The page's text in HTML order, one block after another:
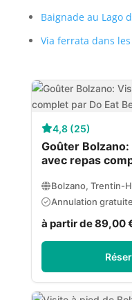
Baignade au Lago
Via ferrata dans
4,8 (25)
Goûter
avec repas
Bolzano, Trentin-
Annulation gratuite
à partir de 89,00